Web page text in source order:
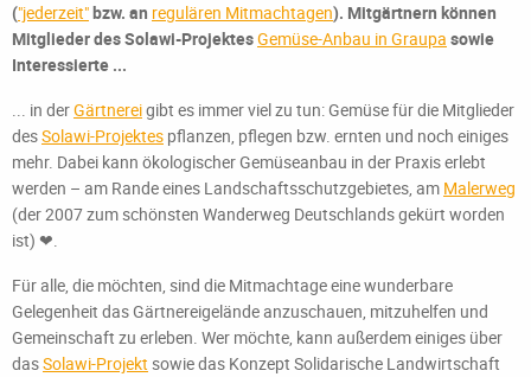
("jederzeit"bzw. an regulären Mitmachtagen). Mitgärtnern können
Mitglieder des Solawi-ProjektesGemüse-Anbau in Graupa sowie
Interessierte ...
... in derGärtnereigibt es immer viel zu tun: Gemüse für die Mitglieder
desSolawi-Projektes pflanzen, pflegen bzw. ernten und noch einiges
mehr. Dabei kann ökologischer Gemüseanbau in der Praxis erlebt
werden – am Rande eines Landschaftsschutzgebietes, am Malerweg
(der 2007 zum schönsten Wanderweg Deutschlands gekürt worden
ist) ❤.
Für alle, die möchten, sind die Mitmachtage eine wunderbare
Gelegenheit das Gärtnereigelände anzuschauen, mitzuhelfen und
Gemeinschaft zu erleben. Wer möchte, kann außerdem einiges über
dasSolawi-Projekt sowie das Konzept Solidarische Landwirtschaft